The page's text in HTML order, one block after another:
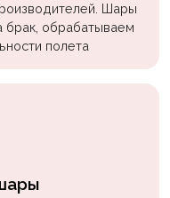
Шары
брак, обрабатываем
полета